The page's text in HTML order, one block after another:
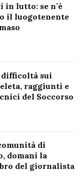
in lutto: se n’è
il luogotenente
sui
raggiunti e
del Soccorso
di
domani la
del giornalista